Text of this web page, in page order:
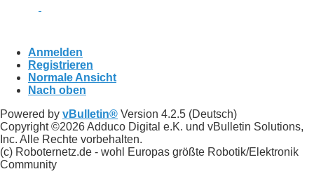
Anmelden
Registrieren
Normale Ansicht
Nach oben
Powered by vBulletin® Version 4.2.5 (Deutsch)
Copyright ©2026 Adduco Digital e.K. und vBulletin Solutions,
Inc. Alle Rechte vorbehalten.
(c) Roboternetz.de - wohl Europas größte Robotik/Elektronik
Community